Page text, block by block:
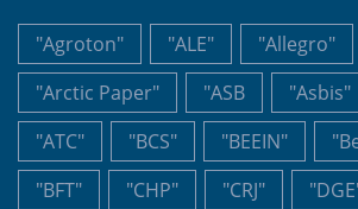
"Agroton" "ALE" "Allegro"
"Arctic Paper"
"ASB "Asbis"
"ATC"
"BCS" "BEEIN"
"BFT"
"CHP" "CRJ"